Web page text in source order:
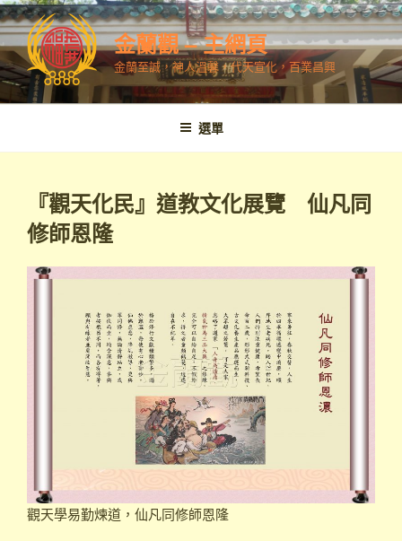
跳
至
內
容
金蘭觀 – 主網頁
金蘭至誠，神人溫馨，代天宣化，百業昌興
選單
『觀天化民』道教文化展覽 仙凡同
修師恩隆
觀天學易勤煉道，仙凡同修師恩隆